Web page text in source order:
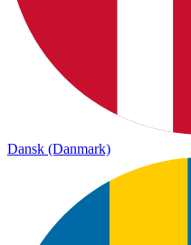
Dansk (Danmark)